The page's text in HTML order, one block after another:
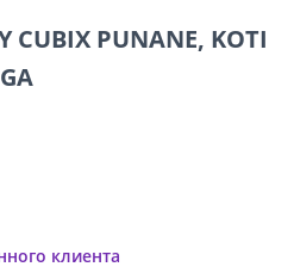
CUBIX PUNANE, KOTI
клиента